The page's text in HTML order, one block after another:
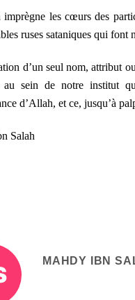
imprègne les cœurs des
ruses sataniques qui font
d’un seul nom, attribut
au sein de notre institut
d’Allah, et ce, jusqu’à
Salah
MAHDY IBN